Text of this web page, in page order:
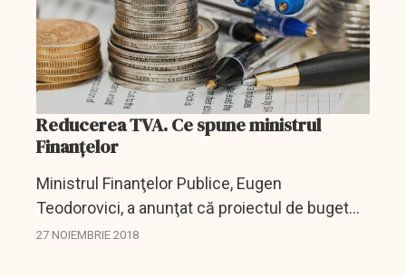
Reducerea TVA. Ce spune ministrul
Finanțelor
Ministrul Finanţelor Publice, Eugen
Teodorovici, a anunţat că proiectul de buget
urmează să fie aprobat şi transmis în
27 NOIEMBRIE 2018